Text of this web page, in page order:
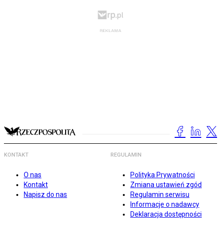
KONTAKT
O nas
Kontakt
Napisz do nas
REGULAMIN
Polityka Prywatności
Zmiana ustawień zgód
Regulamin serwisu
Informacje o nadawcy
Deklaracja dostępności